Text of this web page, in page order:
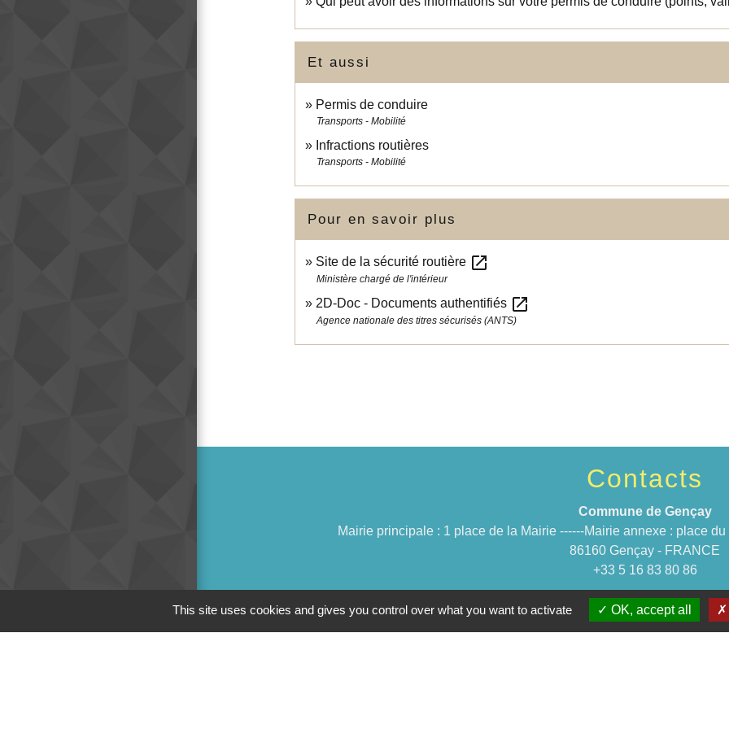
Et aussi
Permis de conduire
Transports - Mobilité
Infractions routières
Transports - Mobilité
Pour en savoir plus
Site de la sécurité routière open_in_new
Ministère chargé de l'intérieur
2D-Doc - Documents authentifiés open_in_new
Agence nationale des titres sécurisés (ANTS)
Contacts
Commune de Gençay
Mairie principale : 1 place de la Mairie ------Mairie annexe : place
86160 Gençay - FRANCE
+33 5 16 83 80 86
This site uses cookies and gives you control over what you want to activate OK, accept all